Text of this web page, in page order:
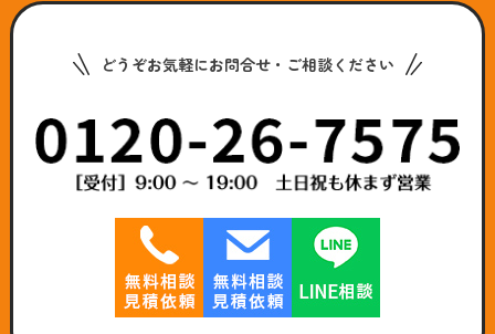
どうぞお気軽にお問合せ・ご相談ください